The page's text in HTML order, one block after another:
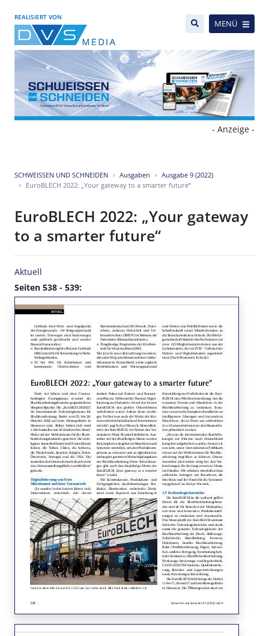
REALISIERT VON
MENÜ
- Anzeige -
SCHWEISSEN UND SCHNEIDEN Ausgaben
Ausgabe 9 (2022)
EuroBLECH 2022: „Your gateway to a smarter future“
EuroBLECH 2022: „Your gateway
to a smarter future“
Aktuell
Seiten 538 - 539: